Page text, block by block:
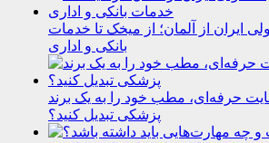
ایران از آلمان؛ از میخک تا خدمات
بانکی و اداری
حرفه‌ای، مطب خود را به یک برند
پزشکی تبدیل کنید؟